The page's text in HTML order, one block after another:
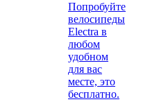
Попробуйте
велосипеды
Electra в
любом
удобном
для вас
месте, это
бесплатно.